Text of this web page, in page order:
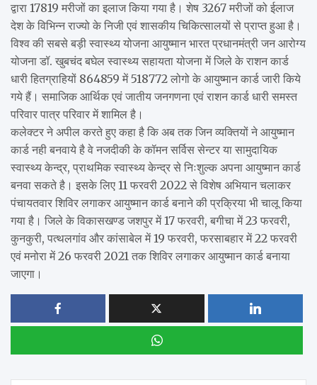
द्वारा 17819 मरीजों का इलाज किया गया है। शेष 3267 मरीजों को ईलाज
देश के विभिन्न राज्यो के निजी एवं शासकीय चिकित्सालयों से प्राप्त हुआ है।
विश्व की सबसे बड़ी स्वास्थ्य योजना आयुष्मान भारत प्रधानमंत्री जन आरोग्य
योजना डॉ. खुबचंद बघेल स्वास्थ्य सहायता योजना में जिले के राशन कार्ड
धारी हितग्राहियों 864859 में 518772 लोगो के आयुष्मान कार्ड जारी किये
गये हैं। समाजिक आर्थिक एवं जातीय जनगणना एवं राशन कार्ड धारी समस्त
परिवार पात्र परिवार में शामिल है।
कलेक्टर ने अपील करते हुए कहा है कि अब तक जिन व्यक्तियों ने आयुष्मान
कार्ड नही बनवाये है वे नजदीकी के कॉमन सर्विस सेन्टर या सामुदायिक
स्वास्थ्य केन्द्र, प्राथमिक स्वास्थ्य केन्द्र से निःशुल्क अपना आयुष्मान कार्ड
बनवा सकते है। इसके लिए 11 फरवरी 2022 से विशेष अभियान चलाकर
पंचायतवार शिविर लगाकर आयुष्मान कार्ड बनाने की प्रक्रिया भी चालू किया
गया है। जिले के विकासखण्ड जशपुर में 17 फरवरी, बगीचा में 23 फरवरी,
कुनकुरी, पत्थलगांव और कांसाबेल में 19 फरवरी, फरसाबहार में 22 फरवरी
एवं मनोरा में 26 फरवरी 2021 तक शिविर लगाकर आयुष्मान कार्ड बनाया
जाएगा।